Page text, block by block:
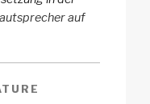
auf